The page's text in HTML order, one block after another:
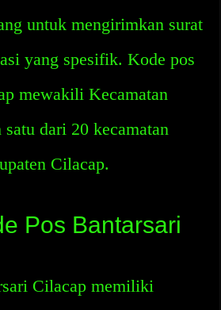
untuk mengirimkan surat
yang spesifik. Kode pos
mewakili Kecamatan
dari 20 kecamatan
Cilacap.
Pos Bantarsari
Cilacap memiliki